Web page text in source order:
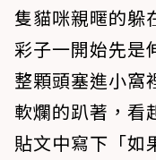
隻貓咪親暱的躲
彩子一開始先是
整顆頭塞進小窩
軟爛的趴著，看
貼文中寫下「如